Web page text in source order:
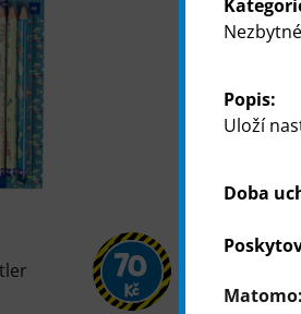
70
Kč
tužky Black
Popis:
Uloží
Doba